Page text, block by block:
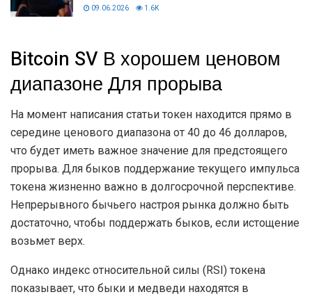
09.06.2026 1.6K
Bitcoin SV В хорошем ценовом
диапазоне Для прорыва
На момент написания статьи токен находится прямо в
середине ценового диапазона от 40 до 46 долларов,
что будет иметь важное значение для предстоящего
прорыва. Для быков поддержание текущего импульса
токена жизненно важно в долгосрочной перспективе.
Непрерывного бычьего настроя рынка должно быть
достаточно, чтобы поддержать быков, если истощение
возьмет верх.
Однако индекс относительной силы (RSI) токена
показывает, что быки и медведи находятся в